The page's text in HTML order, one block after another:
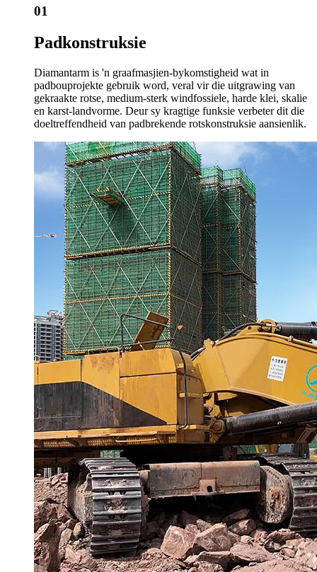
01
Padkonstruksie
Diamantarm is 'n graafmasjien-bykomstigheid wat in
padbouprojekte gebruik word, veral vir die uitgrawing van
gekraakte rotse, medium-sterk windfossiele, harde klei, skalie
en karst-landvorme. Deur sy kragtige funksie verbeter dit die
doeltreffendheid van padbrekende rotskonstruksie aansienlik.